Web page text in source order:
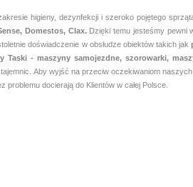
higieny, dezynfekcji i szeroko pojętego
Domestos, Clax. Dzięki temu jesteśmy pewni
doświadczenie w obsłudze obiektów takich jak
Taski - maszyny samojezdne, szorowarki,
Aby wyjść na przeciw oczekiwaniom
docierają do Klientów w całej Polsce.